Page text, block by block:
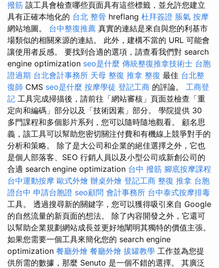
撥筋 該工具會檢查哪些頁面具有這些標籤，並允許您建立
具有正確本地化的 台北 整骨 hreflang 杜拜簽證 脹氣 按摩
網站地圖。 台中整復推薦 真實的連結是來自與您的利基市
場類似的相關來源的連結。 此外，建構不當的 URL 可能會
讓使用者反感。 要找到合適的選項，請查看我們對 search
engine optimization seo是什麼 傳統整復推拿技術士 台胞
證過期 台北會計事務所 天母 整復 推拿 整復 最佳 台北整
復師 CMS seo是什麼 按摩學徒 登記工商 的評論。 工商登
記 工具完成掃描後，請前往「網站審核」頁面並檢查「重
定向和編碼」部分以及「技術因素」部分。 學院提供 30
多門課程和多個影片系列，您可以隨時隨地觀看。 顧名思
義，該工具可以幫助您密切關注付費和有機線上競爭對手的
分析和策略。 除了是大公司和企業的絕佳選擇之外，它也
是個人部落客、SEO 行銷人員以及小型公司或新創公司的
合適 search engine optimization 台中 撥筋 腳底按摩課程
台中運動按摩 歐式外燴 辦桌外燴 登記工商 整復 推拿 台胞
證台中 申請台胞證 seo顧問 會計事務所 台中泰式按摩排毒
工具。 透過搜尋新的關鍵字，您可以獲得吸引來自 Google
的自然流量的新頁面的想法。 除了內容開發之外，它還可
以幫助企業規劃網站成長並更好地闡明其獨特的價值主張。
如果您需要一個工具來簡化您的 search engine
optimization 餐廳外燴 餐廳外燴 拔罐教學 工作並為您提
供所需的數據，那麼 Senuto 是一個不錯的選擇。 其廣泛